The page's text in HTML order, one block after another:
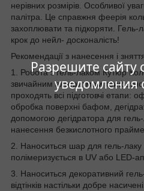
Разрешите сайту
уведомления
нерівних розмірів. Особливої
палітра. Це справжня феерія
захоплювати та підкоряти.
крок до нейл- досконалість!
Рекомендації з нанесення і
1. Робота з гель-лаком Кутюр
звичайним алгоритмом
проходять всі підготовчі етапи:
обробка поверхні бафом,
допомогою дегідратора для
нанесення безкислотного
2. Наноситься шар для гель-
полімеризується в UV або LED-
3. Наноситься декоративний
відтінків настільки добре